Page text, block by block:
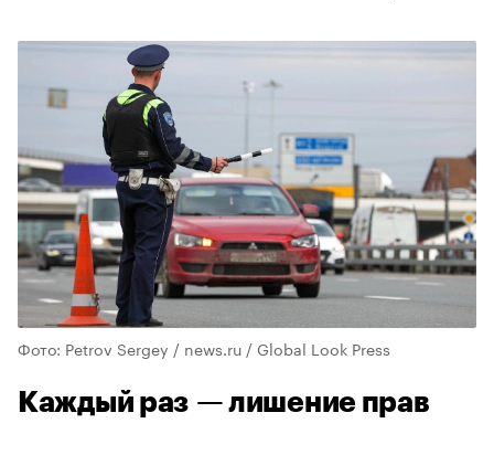
Фото: Petrov Sergey / news.ru / Global Look Press
Каждый раз — лишение прав